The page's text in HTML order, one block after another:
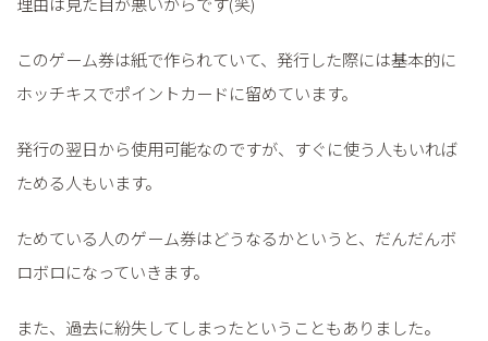
このゲーム券は紙で作られていて、発行した際には基本的に
ホッチキスでポイントカードに留めています。
発行の翌日から使用可能なのですが、すぐに使う人もいれば
ためる人もいます。
ためている人のゲーム券はどうなるかというと、だんだんボ
ロボロになっていきます。
また、過去に紛失してしまったということもありました。